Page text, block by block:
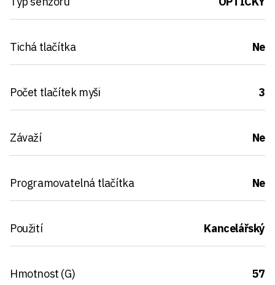
Tichá tlačítka Ne
Počet tlačítek myši 3
Závaží Ne
Programovatelná tlačítka Ne
Použití Kancelářský
Hmotnost (G) 57